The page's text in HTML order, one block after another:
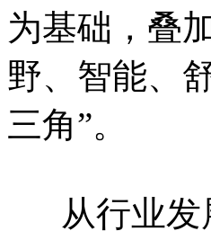
为基础，叠
野、智能、
三角”。
从行业发